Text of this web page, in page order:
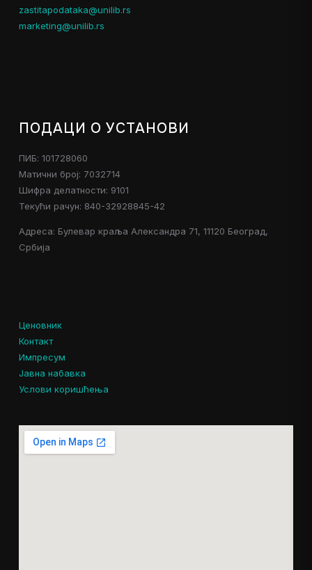
zastitapodataka@unilib.rs
marketing@unilib.rs
ПОДАЦИ О УСТАНОВИ
ПИБ: 101728060
Матични број: 7032714
Шифра делатности: 9101
Текући рачун: 840-32928845-42
Адреса: Булевар краља Александра 71, 11120 Београд,
Србија
Ценовник
Контакт
Импресум
Јавна набавка
Услови коришћења